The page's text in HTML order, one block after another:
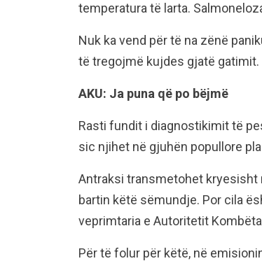
temperatura të larta.
Nuk ka vend për të na zënë
të tregojmë kujdes gjatë gatimit.
AKU: Ja puna që po bëjmë
Rasti fundit i diagnostikimit të
sic njihet në gjuhën popullore
Antraksi transmetohet
bartin këtë sëmundje. Por cila
veprimtaria e Autoritetit
Për të folur për këtë, në